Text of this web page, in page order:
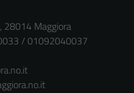
28014 Maggiora
/ 01092040037